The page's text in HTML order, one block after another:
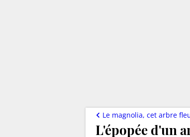
L'épopée d'un
Le magnolia, cet arbre